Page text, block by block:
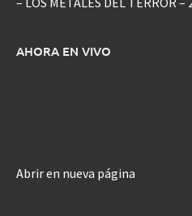
AHORA EN VIVO
Abrir en nueva página